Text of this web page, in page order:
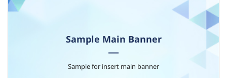
Sample Main Banner
Sample for insert main banner